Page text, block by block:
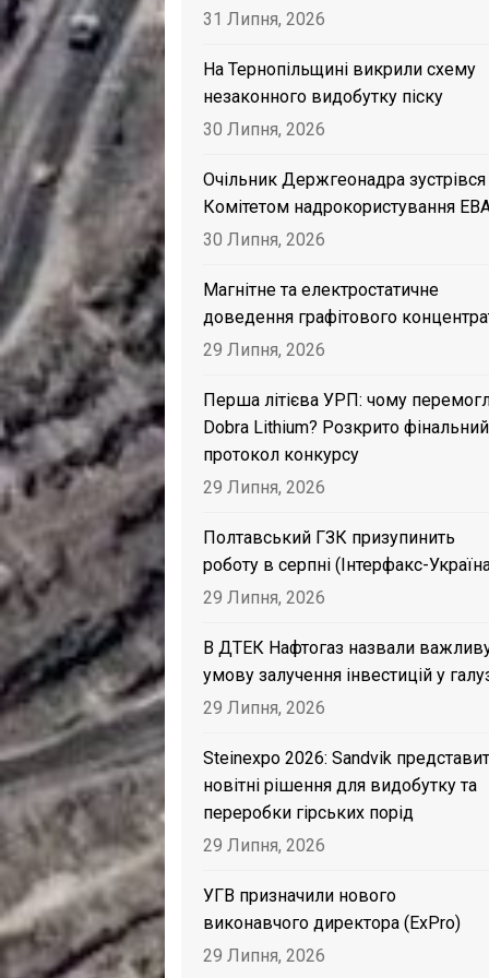
31 Липня, 2026
На Тернопільщині викрили схему
незаконного видобутку піску
30 Липня, 2026
Очільник Держгеонадра зустрівся
Комітетом надрокористування
30 Липня, 2026
Магнітне та електростатичне
доведення графітового
29 Липня, 2026
Перша літієва УРП: чому
Dobra Lithium? Розкрито фінальний
протокол конкурсу
29 Липня, 2026
Полтавський ГЗК призупинить
роботу в серпні (Інтерфакс-
29 Липня, 2026
В ДТЕК Нафтогаз назвали
умову залучення інвестицій у
29 Липня, 2026
Steinexpo 2026: Sandvik
новітні рішення для видобутку та
переробки гірських порід
29 Липня, 2026
УГВ призначили нового
виконавчого директора (ExPro)
29 Липня, 2026